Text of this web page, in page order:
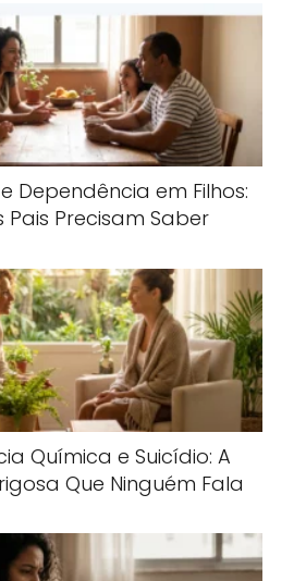
Dependência em Filhos:
Pais Precisam Saber
Química e Suicídio: A
Que Ninguém Fala